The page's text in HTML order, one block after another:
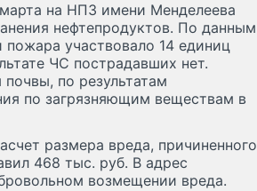
на НПЗ имени Менделеева
нефтепродуктов. По данным
участвовало 14 единиц
ЧС пострадавших нет.
по результатам
по загрязняющим веществам в
размера вреда, причиненного
468 тыс. руб. В адрес
возмещении вреда.